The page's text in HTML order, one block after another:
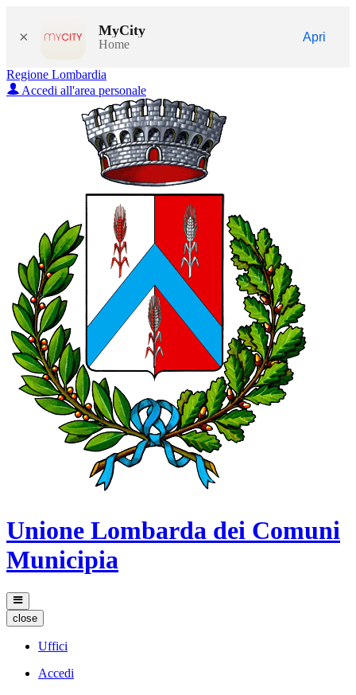
× MyCity
Home
Apri
Regione Lombardia
Accedi all'area personale
Unione Lombarda dei Comuni
Municipia
close
Uffici
Accedi